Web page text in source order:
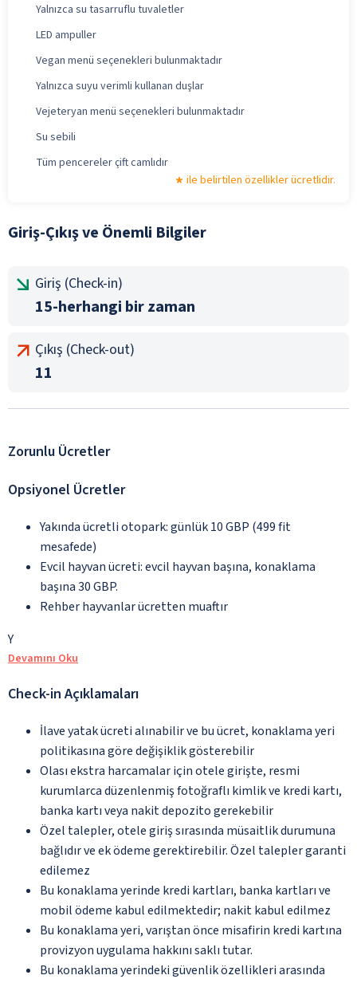
Yalnızca su tasarruflu tuvaletler
LED ampuller
Vegan menü seçenekleri bulunmaktadır
Yalnızca suyu verimli kullanan duşlar
Vejeteryan menü seçenekleri bulunmaktadır
Su sebili
Tüm pencereler çift camlıdır
ile belirtilen özellikler ücretlidir.
Giriş-Çıkış ve Önemli Bilgiler
Giriş (Check-in)
15-herhangi bir zaman
Çıkış (Check-out)
11
Zorunlu Ücretler
Opsiyonel Ücretler
Yakında ücretli otopark: günlük 10 GBP (499 fit
mesafede)
Evcil hayvan ücreti: evcil hayvan başına, konaklama
başına 30 GBP.
Rehber hayvanlar ücretten muaftır
Y
Devamını Oku
Check-in Açıklamaları
İlave yatak ücreti alınabilir ve bu ücret, konaklama yeri
politikasına göre değişiklik gösterebilir
Olası ekstra harcamalar için otele girişte, resmi
kurumlarca düzenlenmiş fotoğraflı kimlik ve kredi kartı,
banka kartı veya nakit depozito gerekebilir
Özel talepler, otele giriş sırasında müsaitlik durumuna
bağlıdır ve ek ödeme gerektirebilir. Özel talepler garanti
edilemez
Bu konaklama yerinde kredi kartları, banka kartları ve
mobil ödeme kabul edilmektedir; nakit kabul edilmez
Bu konaklama yeri, varıştan önce misafirin kredi kartına
provizyon uygulama hakkını saklı tutar.
Bu konaklama yerindeki güvenlik özellikleri arasında